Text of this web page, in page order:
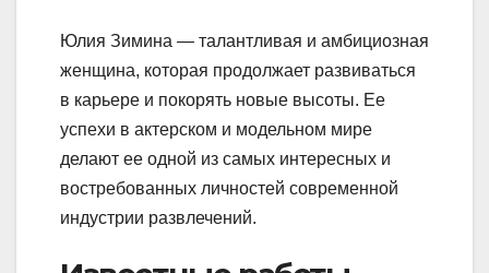
Юлия Зимина — талантливая и амбициозная
женщина, которая продолжает развиваться
в карьере и покорять новые высоты. Ее
успехи в актерском и модельном мире
делают ее одной из самых интересных и
востребованных личностей современной
индустрии развлечений.